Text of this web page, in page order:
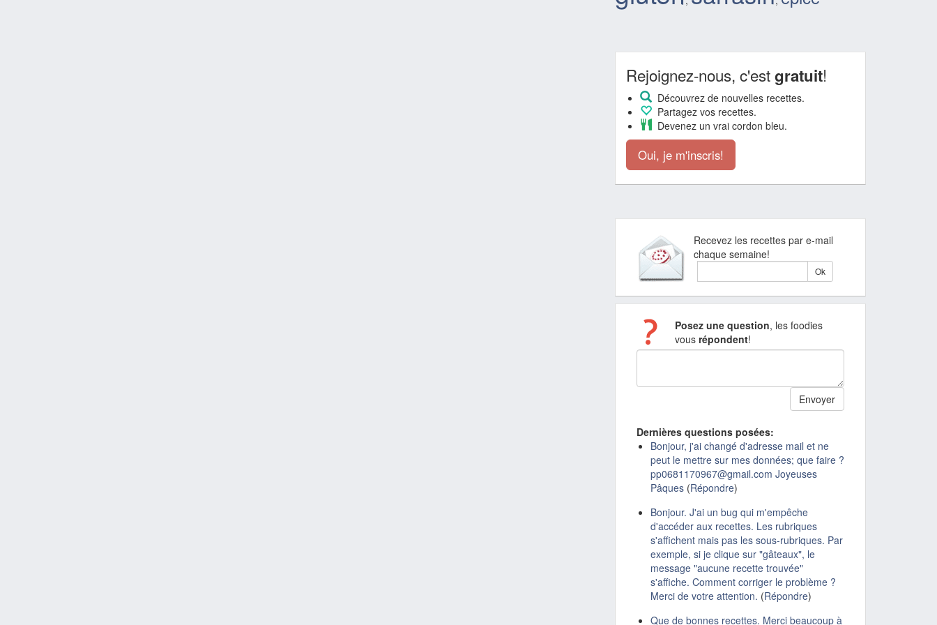
Rejoignez-nous, c'estgratuit!
Découvrez de nouvelles recettes.
Partagez vos recettes.
Devenez un vrai cordon bleu.
Oui, je m'inscris!
Recevez les recettes par e-mail
chaque semaine!
Posez une question, les foodies
vous répondent!
Dernières questions posées:
Bonjour, j'ai changé d'adresse mail et ne
peut le mettre sur mes données; que faire ?
pp0681170967@gmail.com Joyeuses
Pâques (Répondre)
Bonjour. J'ai un bug qui m'empêche
d'accéder aux recettes. Les rubriques
s'affichent mais pas les sous-rubriques. Par
exemple, si je clique sur "gâteaux", le
message "aucune recette trouvée"
s'affiche. Comment corriger le problème ?
Merci de votre attention. (Répondre)
Que de bonnes recettes. Merci beaucoup à